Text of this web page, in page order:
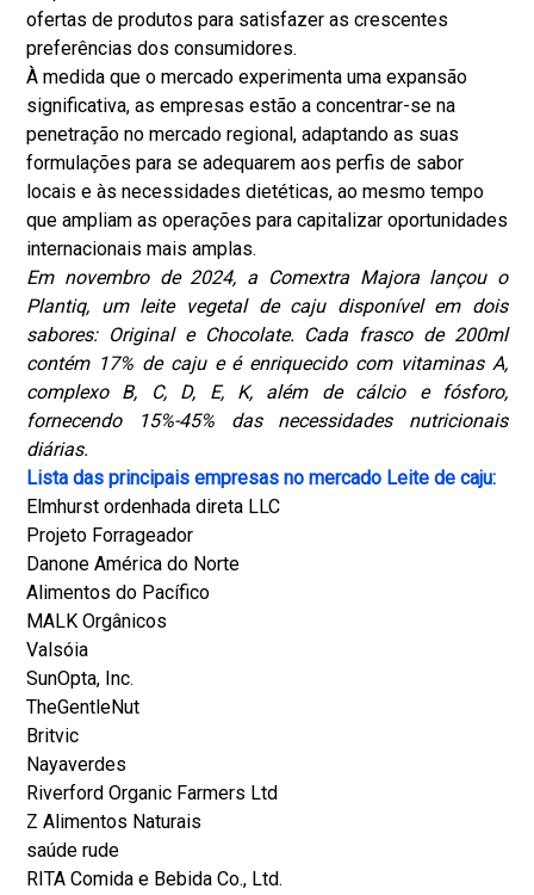
ofertas de produtos para satisfazer as crescentes
preferências dos consumidores.
À medida que o mercado experimenta uma expansão
significativa, as empresas estão a concentrar-se na
penetração no mercado regional, adaptando as suas
formulações para se adequarem aos perfis de sabor
locais e às necessidades dietéticas, ao mesmo tempo
que ampliam as operações para capitalizar oportunidades
internacionais mais amplas.
Em novembro de 2024, a Comextra Majora lançou o
Plantiq, um leite vegetal de caju disponível em dois
sabores: Original e Chocolate. Cada frasco de 200ml
contém 17% de caju e é enriquecido com vitaminas A,
complexo B, C, D, E, K, além de cálcio e fósforo,
fornecendo 15%-45% das necessidades nutricionais
diárias.
Lista das principais empresas no mercado Leite de caju:
Elmhurst ordenhada direta LLC
Projeto Forrageador
Danone América do Norte
Alimentos do Pacífico
MALK Orgânicos
Valsóia
SunOpta, Inc.
TheGentleNut
Britvic
Nayaverdes
Riverford Organic Farmers Ltd
Z Alimentos Naturais
saúde rude
RITA Comida e Bebida Co., Ltd.